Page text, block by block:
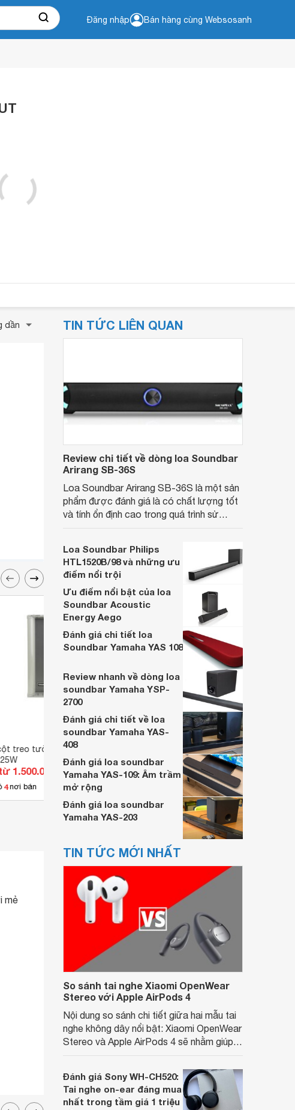
Đăng nhập Bán hàng cùng Websosanh
dần
treo tường Takstar
1.500.000 đ
4 nơi bán
Loa nén Bosch LBC-3491/12
Giá từ 1.512.500 đ
mẻ
TIN TỨC LIÊN QUAN
Review chi tiết về dòng loa Soundbar
Arirang SB-36S
Loa Soundbar Arirang SB-36S là một sản
phẩm được đánh giá là có chất lượng tốt
và tính ổn định cao trong quá trình sử
khá nhiều khách hàng ưa chuộng hiện nay.
Loa Soundbar Philips
HTL1520B/98 và những ưu
điểm nổi trội
Ưu điểm nổi bật của loa
Soundbar Acoustic
Energy Aego
Đánh giá chi tiết loa
Soundbar Yamaha YAS 108
Review nhanh về dòng loa
soundbar Yamaha YSP-
2700
Đánh giá chi tiết về loa
soundbar Yamaha YAS-
408
Đánh giá loa soundbar
Yamaha YAS-109: Âm trầm
mở rộng
Đánh giá loa soundbar
Yamaha YAS-203
TIN TỨC MỚI NHẤT
So sánh tai nghe Xiaomi OpenWear
Stereo với Apple AirPods 4
Nội dung so sánh chi tiết giữa hai mẫu tai
nghe không dây nổi bật: Xiaomi OpenWear
Stereo và Apple AirPods 4 sẽ nhằm giúp
dựa trên nhu cầu và sở thích cá nhân. Cả
hai đều là sản phẩm chất lượng cao,
nhưng hướng tới đối tượng khách hàng
khác nhau.
Đánh giá Sony WH-CH520:
Tai nghe on-ear đáng mua
nhất trong tầm giá 1 triệu